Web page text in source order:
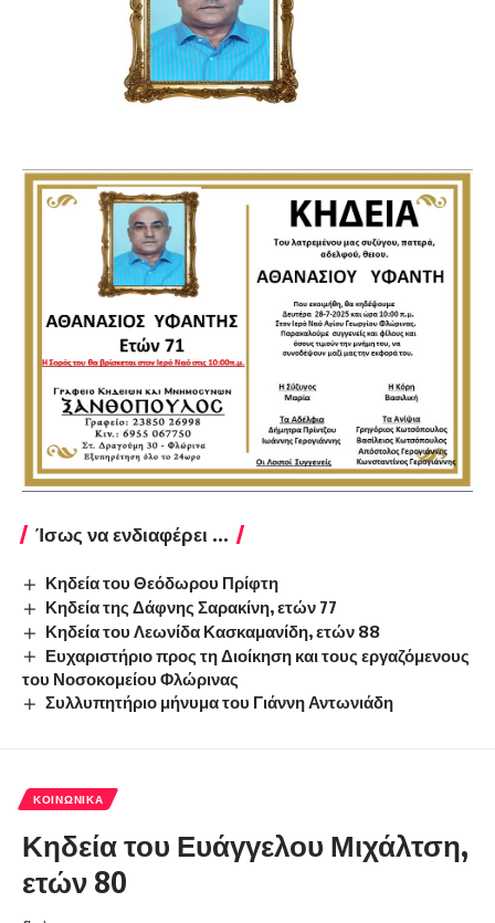
Ίσως να ενδιαφέρει ...
Κηδεία του Θεόδωρου Πρίφτη
Κηδεία της Δάφνης Σαρακίνη, ετών 77
Κηδεία του Λεωνίδα Κασκαμανίδη, ετών 88
Ευχαριστήριο προς τη Διοίκηση και τους εργαζόμενους
του Νοσοκομείου Φλώρινας
Συλλυπητήριο μήνυμα του Γιάννη Αντωνιάδη
ΚΟΙΝΩΝΙΚΆ
Κηδεία του Ευάγγελου Μιχάλτση,
ετών 80